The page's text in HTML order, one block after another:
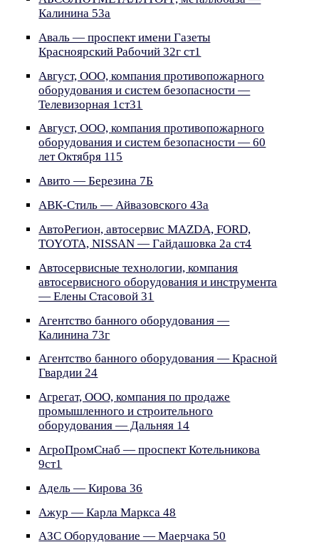
Калинина 53а
Аваль — проспект имени Газеты
Красноярский Рабочий 32г ст1
Август, ООО, компания противопожарного
оборудования и систем безопасности —
Телевизорная 1ст31
Август, ООО, компания противопожарного
оборудования и систем безопасности — 60
лет Октября 115
Авито — Березина 7Б
АВК-Стиль — Айвазовского 43а
АвтоРегион, автосервис MAZDA, FORD,
TOYOTA, NISSAN — Гайдашовка 2а ст4
Автосервисные технологии, компания
автосервисного оборудования и инструмента
— Елены Стасовой 31
Агентство банного оборудования —
Калинина 73г
Агентство банного оборудования — Красной
Гвардии 24
Агрегат, ООО, компания по продаже
промышленного и строительного
оборудования — Дальняя 14
АгроПромСнаб — проспект Котельникова
9ст1
Адель — Кирова 36
Ажур — Карла Маркса 48
АЗС Оборудование — Маерчака 50